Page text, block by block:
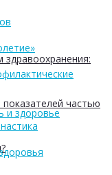
частью
и здоровье